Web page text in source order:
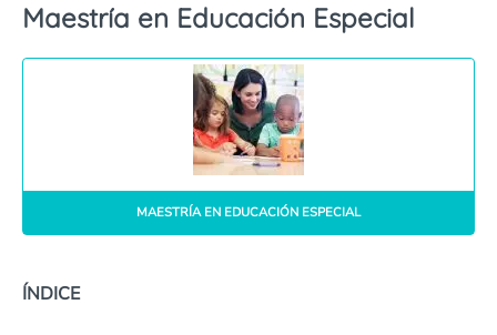
Maestría en Educación Especial
MAESTRÍA EN EDUCACIÓN ESPECIAL
ÍNDICE